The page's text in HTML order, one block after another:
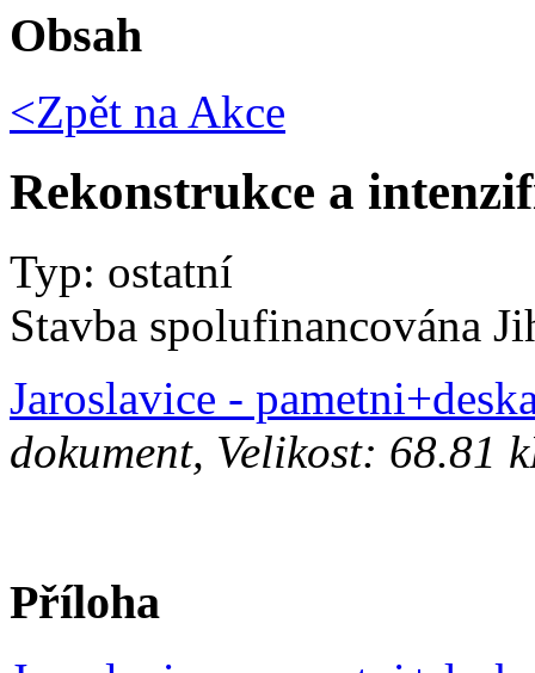
Obsah
<Zpět na Akce
Rekonstrukce a
Typ: ostatní
Stavba spolufinancována
Jaroslavice -
dokument, Velikost: 68.81
Příloha